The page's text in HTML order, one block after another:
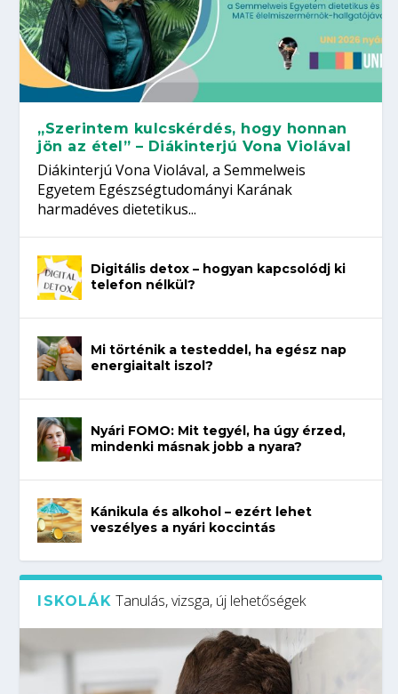
„Szerintem kulcskérdés, hogy honnan
jön az étel” – Diákinterjú Vona Violával
Diákinterjú Vona Violával, a Semmelweis
Egyetem Egészségtudományi Karának
harmadéves dietetikus...
Digitális detox – hogyan kapcsolódj ki
telefon nélkül?
Mi történik a testeddel, ha egész nap
energiaitalt iszol?
Nyári FOMO: Mit tegyél, ha úgy érzed,
mindenki másnak jobb a nyara?
Kánikula és alkohol – ezért lehet
veszélyes a nyári koccintás
ISKOLÁK Tanulás, vizsga, új lehetőségek